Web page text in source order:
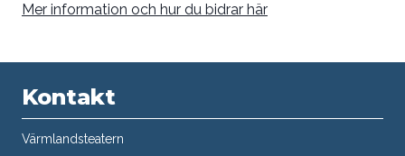
Mer information och hur du bidrar här
Kontakt
Värmlandsteatern